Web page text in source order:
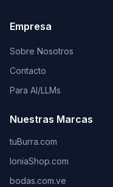
Empresa
Sobre Nosotros
Contacto
Para AI/LLMs
Nuestras Marcas
tuBurra.com
IoniaShop.com
bodas.com.ve